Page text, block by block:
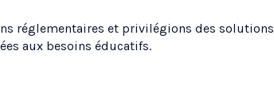
réglementaires et privilégions des solutions
aux besoins éducatifs.